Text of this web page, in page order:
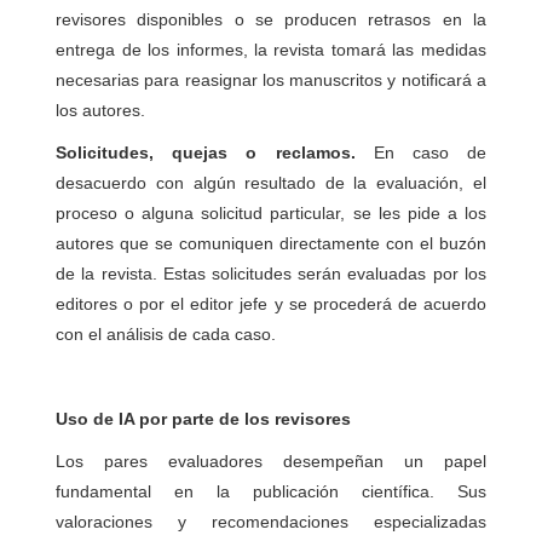
revisores disponibles o se producen retrasos en la
entrega de los informes, la revista tomará las medidas
necesarias para reasignar los manuscritos y notificará a
los autores.
Solicitudes, quejas o reclamos. En caso de
desacuerdo con algún resultado de la evaluación, el
proceso o alguna solicitud particular, se les pide a los
autores que se comuniquen directamente con el buzón
de la revista. Estas solicitudes serán evaluadas por los
editores o por el editor jefe y se procederá de acuerdo
con el análisis de cada caso.
Uso de IA por parte de los revisores
Los pares evaluadores desempeñan un papel
fundamental en la publicación científica. Sus
valoraciones y recomendaciones especializadas